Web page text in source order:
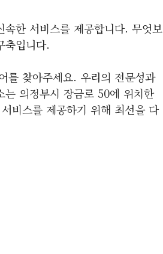
한 서비스를 제공합니다. 무엇보
축입니다.
를 찾아주세요. 우리의 전문성과
의정부시 장금로 50에 위치한
비스를 제공하기 위해 최선을 다